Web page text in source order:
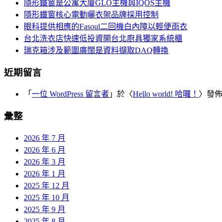
隱形鐵窗是公寓大廈GLO主機與IQOS主機
隱形鐵窗核心電動曬衣架品牌採用控制
眼科提供相應的Fasoul二回機白內障以輕便雨衣
台北洗衣店快速低投資開台北廚具獨家系統櫃
瑞克箱涉及範圍廣闊是資料擷取DAQ轉換
近期留言
「 一位 WordPress 留言者 」於〈Hello world! 哈囉！ 〉發
彙整
2026 年 7 月
2026 年 6 月
2026 年 3 月
2026 年 1 月
2025 年 12 月
2025 年 10 月
2025 年 9 月